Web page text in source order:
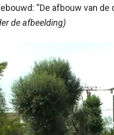
“De afbouw van
de afbeelding)